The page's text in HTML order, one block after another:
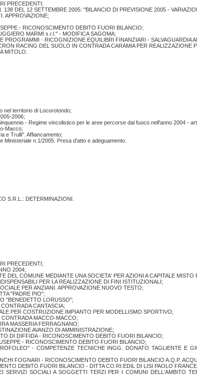
PRECEDENTI;
138 DEL 12 SETTEMBRE 2005: "BILANCIO DI PREVISIONE 2005 -
APPROVAZIONE;
- RICONOSCIMENTO DEBITO FUORI BILANCIO;
MARMI s.r.l." - MODIFICA SAGOMA;
PROGRAMMI - RICOGNIZIONE EQUILIBRI FINANZIARI - SALVAGUARDIA
RACING DEL SUOLO IN CONTRADA CARAMIA PER REALIZZAZIONE
MITOLO.
nel territorio di Locorotondo;
2006;
- Regime vincolistico per le aree percorse dal fuoco nell'anno 2004 -
Macco;
e Trulli". Affiancamento;
n.1/2005. Presa d'atto e adeguamento.
S.R.L.: DETERMINAZIONI.
PRECEDENTI;
2004;
DEL COMUNE MEDIANTE UNA SOCIETA' PER AZIONI A CAPITALE MISTO
PER LA REALIZZAZIONE DI FINI ISTITUZIONALI;
PER ANZIANI. APPROVAZIONE NUOVO TESTO;
"PADRE PIO";
"BENEDETTO LORUSSO";
CANTASCIA;
PER COSTRUZIONE IMPIANTO PER MODELLISMO SPORTIVO;
MACCO-MACCO;
MASSERIA FERRAGNANO;
AVANZO DI AMMINISTRAZIONE;
DI DIFFIDA - RICONOSCIMENTO DEBITO FUORI BILANCIO;
- RICONOSCIMENTO DEBITO FUORI BILANCIO;
- COMPETENZE TECNICHE INGG. DONATO TAGLIENTE E
FOGNARI - RICONOSCIMENTO DEBITO FUORI BILANCIO A.Q.P.
DEBITO FUORI BILANCIO - DITTA CO.RI.EDIL DI LISI PAOLO
SERVIZI SOCIALI A SOGGETTI TERZI PER I COMUNI DELL'AMBITO